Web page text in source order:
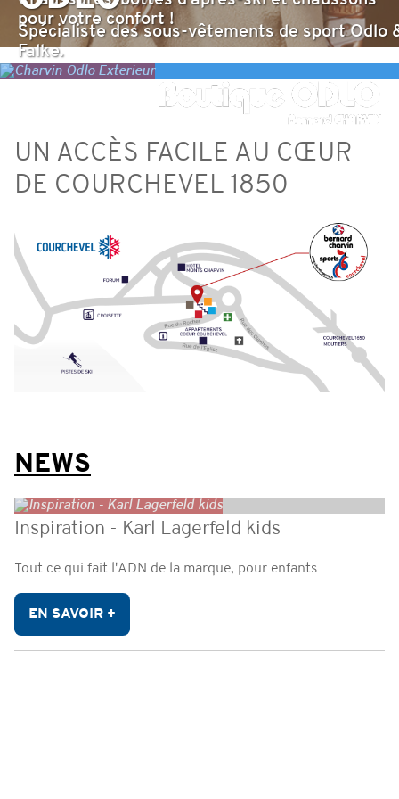
pour votre confort !
Spécialiste des sous-vêtements de sport Odlo
Falke.
UN ACCÈS FACILE AU CŒUR
DE COURCHEVEL 1850
NEWS
Inspiration - Karl Lagerfeld kids
Tout ce qui fait l'ADN de la marque, pour enfants...
EN SAVOIR +